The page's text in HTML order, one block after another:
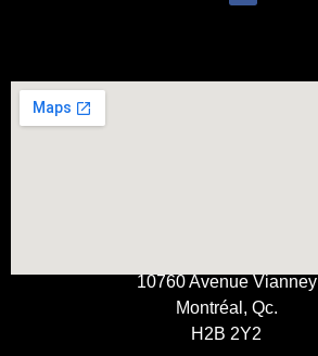
10760 Avenue Vianney
Montréal, Qc.
H2B 2Y2